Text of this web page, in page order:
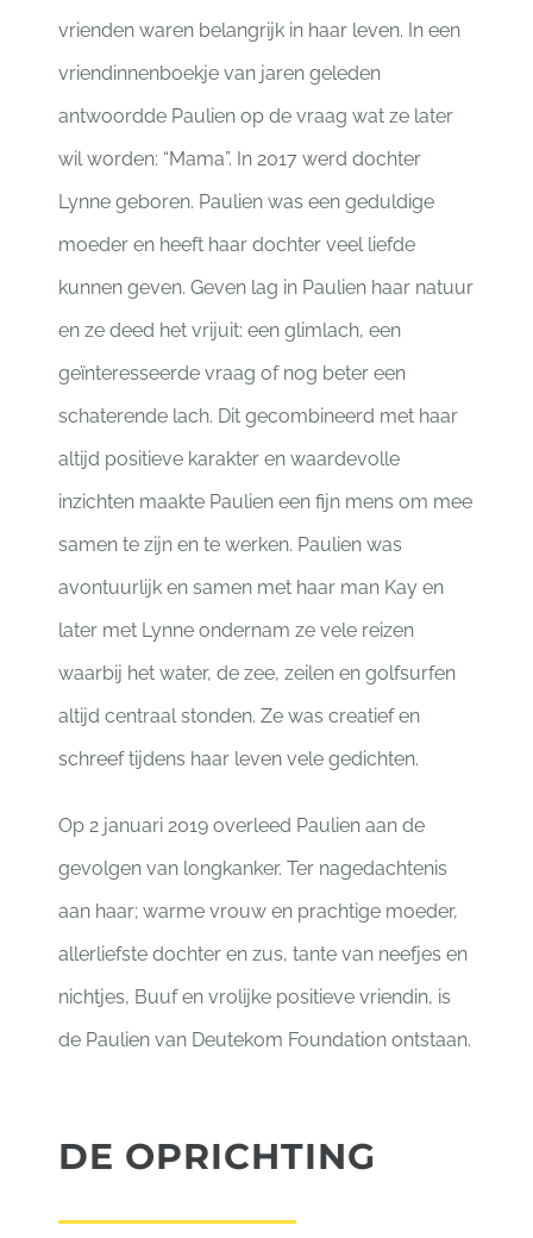
vrienden waren belangrijk in haar leven. In een
vriendinnenboekje van jaren geleden
antwoordde Paulien op de vraag wat ze later
wil worden: “Mama”. In 2017 werd dochter
Lynne geboren. Paulien was een geduldige
moeder en heeft haar dochter veel liefde
kunnen geven. Geven lag in Paulien haar natuur
en ze deed het vrijuit: een glimlach, een
geïnteresseerde vraag of nog beter een
schaterende lach. Dit gecombineerd met haar
altijd positieve karakter en waardevolle
inzichten maakte Paulien een fijn mens om mee
samen te zijn en te werken. Paulien was
avontuurlijk en samen met haar man Kay en
later met Lynne ondernam ze vele reizen
waarbij het water, de zee, zeilen en golfsurfen
altijd centraal stonden. Ze was creatief en
schreef tijdens haar leven vele gedichten.
Op 2 januari 2019 overleed Paulien aan de
gevolgen van longkanker. Ter nagedachtenis
aan haar; warme vrouw en prachtige moeder,
allerliefste dochter en zus, tante van neefjes en
nichtjes, Buuf en vrolijke positieve vriendin, is
de Paulien van Deutekom Foundation ontstaan.
DE OPRICHTING